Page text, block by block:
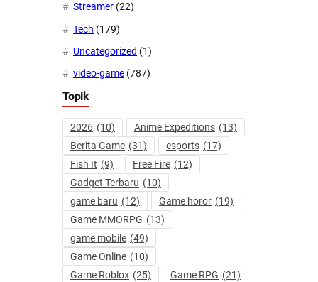
Streamer (22)
Tech (179)
Uncategorized (1)
video-game (787)
Topik
2026 (10) Anime Expeditions (13)
Berita Game (31) esports (17)
Fish It (9) Free Fire (12)
Gadget Terbaru (10)
game baru (12) Game horor (19)
Game MMORPG (13)
game mobile (49)
Game Online (10)
Game Roblox (25) Game RPG (21)